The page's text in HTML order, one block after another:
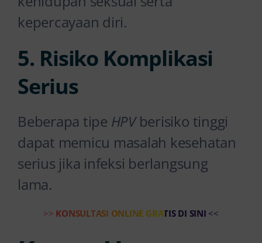
kepercayaan diri.
5. Risiko Komplikasi
Serius
Beberapa tipe HPVberisiko tinggi
dapat memicu masalah kesehatan
serius jika infeksi berlangsung
lama.
>> KONSULTASI ONLINE GRATIS DI SINI <<